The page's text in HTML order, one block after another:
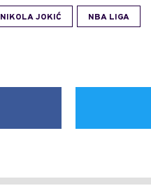
NIKOLA JOKIĆ NBA LIGA